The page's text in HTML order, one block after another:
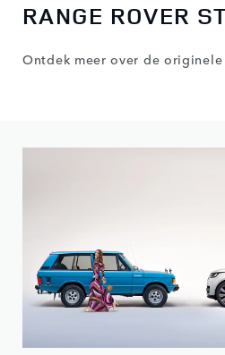
RANGE ROVER
Ontdek meer over de originele